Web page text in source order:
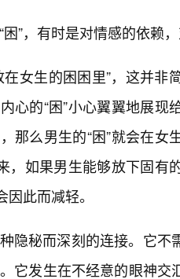
困”，有时是对情感的依赖
在女生的困困里”，这并
心的“困”小心翼翼地展
那么男生的“困”就会在
，如果男生能够放下固
因此而减轻。
隐秘而深刻的连接。它不
它发生在不经意的眼神